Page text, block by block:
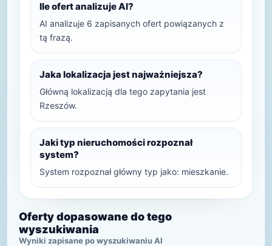
Ile ofert analizuje AI?
AI analizuje 6 zapisanych ofert powiązanych z
tą frazą.
Jaka lokalizacja jest najważniejsza?
Główną lokalizacją dla tego zapytania jest
Rzeszów.
Jaki typ nieruchomości rozpoznał
system?
System rozpoznał główny typ jako: mieszkanie.
Oferty dopasowane do tego
wyszukiwania
Wyniki zapisane po wyszukiwaniu AI